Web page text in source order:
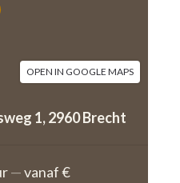
OPEN IN GOOGLE MAPS
1,2960 Brecht
—vanaf €